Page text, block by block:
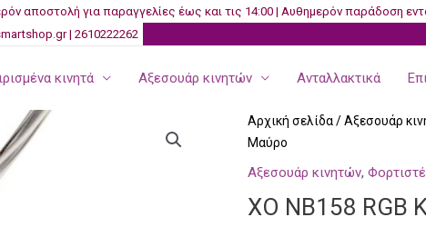
αποστολή για παραγγελίες έως και τις 14:00 | Αυθημερόν παράδοση
| 2610222262
κινητά Αξεσουάρ κινητών Ανταλλακτικά
Αρχική σελίδα/Αξεσουάρ
Μαύρο
Αξεσουάρ κινητών,
XO NB158 RGB